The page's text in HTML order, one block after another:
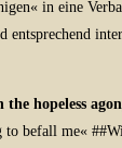
in eine
the hopeless
to befall me«